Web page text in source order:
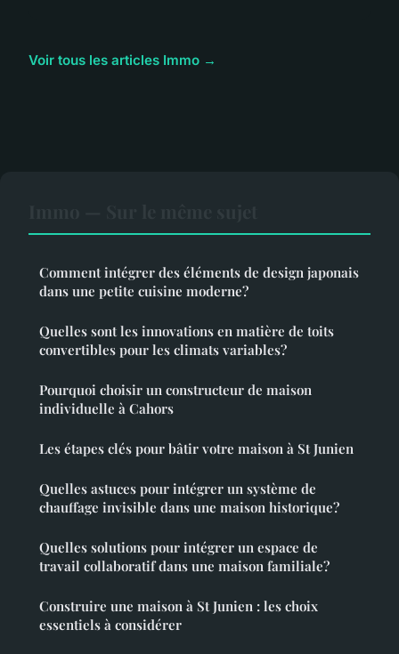
Voir tous les articles Immo →
Comment intégrer des éléments de design japonais
dans une petite cuisine moderne?
Quelles sont les innovations en matière de toits
convertibles pour les climats variables?
Pourquoi choisir un constructeur de maison
individuelle à Cahors
Les étapes clés pour bâtir votre maison à St Junien
Quelles astuces pour intégrer un système de
chauffage invisible dans une maison historique?
Quelles solutions pour intégrer un espace de
travail collaboratif dans une maison familiale?
Construire une maison à St Junien : les choix
essentiels à considérer